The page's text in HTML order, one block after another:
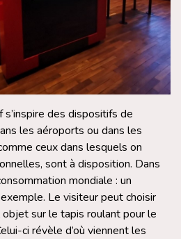
des dispositifs de
les aéroports ou dans les
ceux dans lesquels on
sont à disposition. Dans
mondiale : un
Le visiteur peut choisir
sur le tapis roulant pour le
ci révèle d’où viennent les